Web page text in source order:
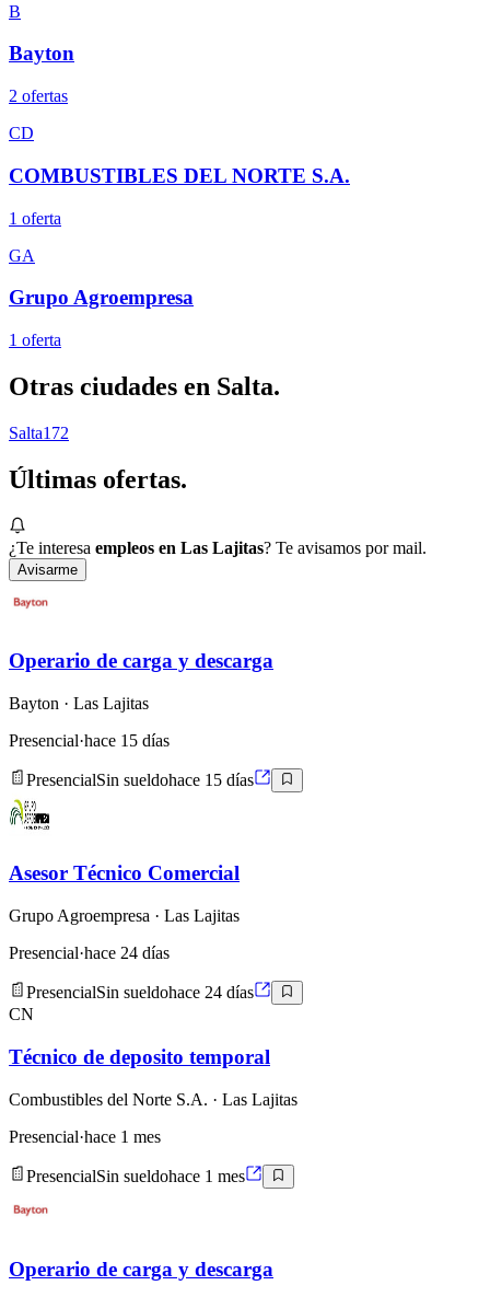
B
Bayton
2 ofertas
CD
COMBUSTIBLES DEL NORTE S.A.
1 oferta
GA
Grupo Agroempresa
1 oferta
Otras ciudades en Salta.
Salta172
Últimas ofertas.
¿Te interesa empleos en Las Lajitas? Te avisamos por mail.
Avisarme
Operario de carga y descarga
Bayton · Las Lajitas
Presencial·hace 15 días
PresencialSin sueldohace 15 días
Asesor Técnico Comercial
Grupo Agroempresa · Las Lajitas
Presencial·hace 24 días
PresencialSin sueldohace 24 días
CN
Técnico de deposito temporal
Combustibles del Norte S.A. · Las Lajitas
Presencial·hace 1 mes
PresencialSin sueldohace 1 mes
Operario de carga y descarga